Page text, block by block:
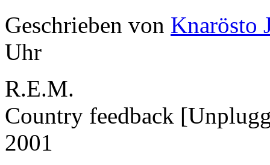
Geschrieben von Knarösto
Uhr
R.E.M.
Country feedback
2001